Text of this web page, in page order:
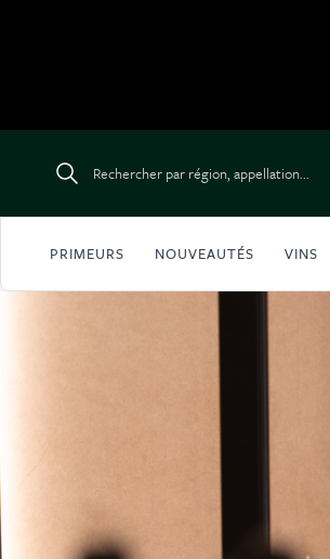
Rechercher par région, appellation...
PRIMEURS NOUVEAUTÉS VINS